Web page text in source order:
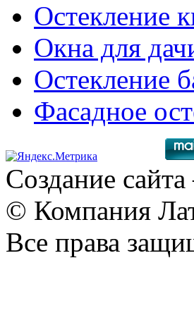
Остекление
Окна для
Остекление
Фасадное
Создание сайта
© Компания
Все права